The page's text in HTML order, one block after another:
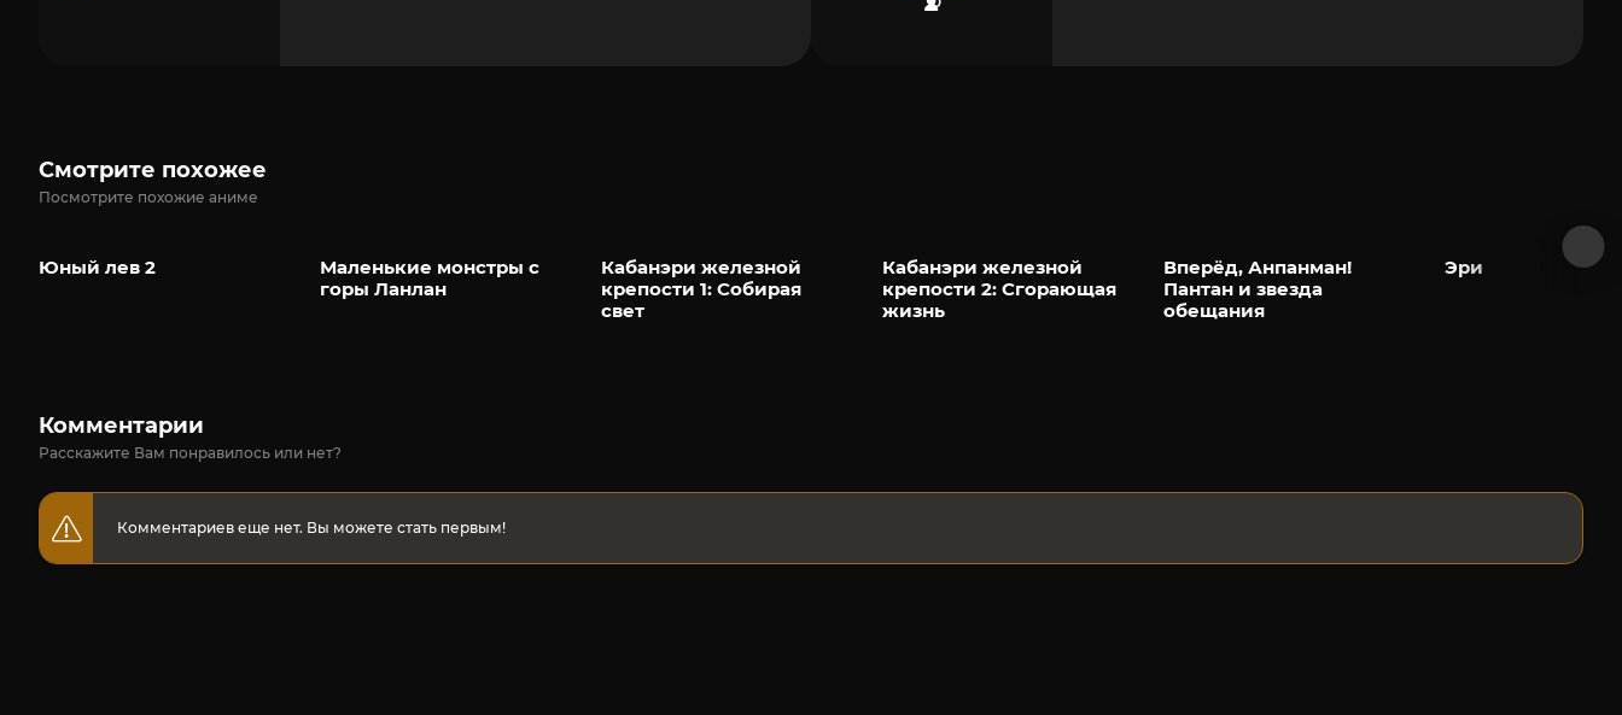
Смотрите похожее
Посмотрите похожие аниме
Юный лев 2
Маленькие монстры с
горы Ланлан
Кабанэри железной
крепости 1: Собирая
свет
Кабанэри железной
крепости 2: Сгорающая
жизнь
Вперёд, Анпанман!
Пантан и звезда
обещания
Эри
Комментарии
Расскажите Вам понравилось или нет?
Комментариев еще нет. Вы можете стать первым!